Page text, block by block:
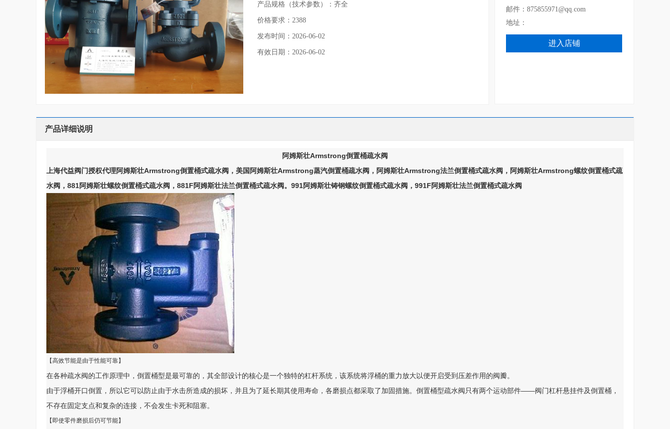
产品规格（技术参数）：齐全
价格要求：2388
发布时间：2026-06-02
有效日期：2026-06-02
邮件：875855971@qq.com
地址：
进入店铺
产品详细说明
阿姆斯壮Armstrong倒置桶疏水阀
上海代益阀门授权代理阿姆斯壮Armstrong倒置桶式疏水阀，美国阿姆斯壮Armstrong蒸汽倒置桶疏水阀，阿姆斯壮Armstrong法兰倒置桶式疏水阀，阿姆斯壮Armstrong螺纹倒置桶式疏
水阀，881阿姆斯壮螺纹倒置桶式疏水阀，881F阿姆斯壮法兰倒置桶式疏水阀。991阿姆斯壮铸钢螺纹倒置桶式疏水阀，991F阿姆斯壮法兰倒置桶式疏水阀
【高效节能是由于性能可靠】
在各种疏水阀的工作原理中，倒置桶型是最可靠的，其全部设计的核心是一个独特的杠杆系统，该系统将浮桶的重力放大以便开启受到压差作用的阀瓣。
由于浮桶开口倒置，所以它可以防止由于水击所造成的损坏，并且为了延长期其使用寿命，各磨损点都采取了加固措施。倒置桶型疏水阀只有两个运动部件――阀门杠杆悬挂件及倒置桶，
不存在固定支点和复杂的连接，不会发生卡死和阻塞。
【即使零件磨损后仍可节能】